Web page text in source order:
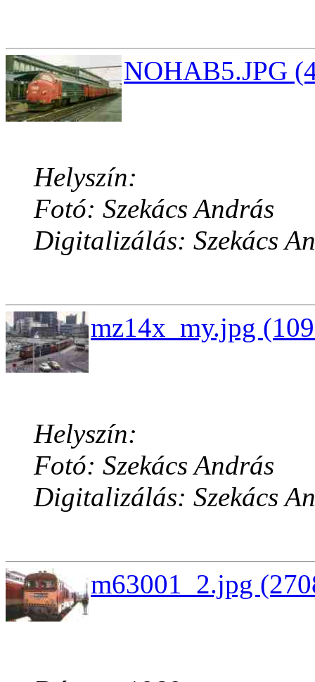
NOHAB5.JPG
Helyszín:
Fotó: Szekács András
Digitalizálás: Szekács
mz14x_my.jpg
Helyszín:
Fotó: Szekács András
Digitalizálás: Szekács
m63001_2.jpg